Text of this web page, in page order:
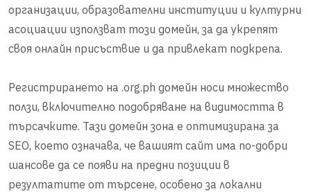
организации, образователни институции и културни
асоциации използват този домейн, за да укрепят
своя онлайн присъствие и да привлекат подкрепа.
Регистрирането на .org.ph домейн носи множество
ползи, включително подобряване на видимостта в
търсачките. Тази домейн зона е оптимизирана за
SEO, което означава, че вашият сайт има по-добри
шансове да се появи на предни позиции в
резултатите от търсене, особено за локални